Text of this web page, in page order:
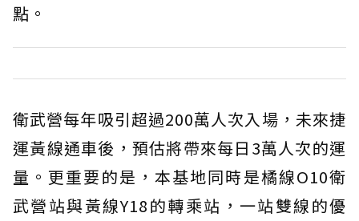
點。
衛武營每年吸引超過200萬人次入場，未來捷
運黃線通車後，預估將帶來每日3萬人次的運
量。更重要的是，本基地同時是橘線O10衛
武營站與黃線Y18的轉乘站，一站雙線的優